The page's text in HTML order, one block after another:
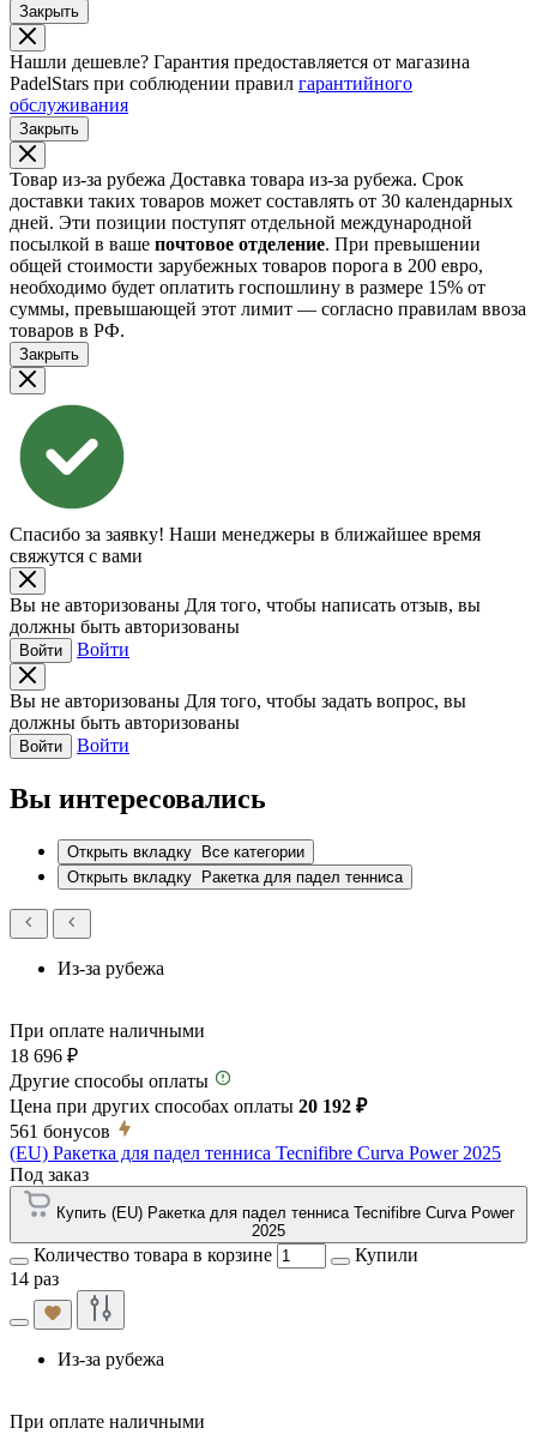
Закрыть
Нашли дешевле? Гарантия предоставляется от магазина
PadelStars при соблюдении правил гарантийного
обслуживания
Закрыть
Товар из-за рубежа Доставка товара из-за рубежа. Срок
доставки таких товаров может составлять от 30 календарных
дней. Эти позиции поступят отдельной международной
посылкой в ваше почтовое отделение. При превышении
общей стоимости зарубежных товаров порога в 200 евро,
необходимо будет оплатить госпошлину в размере 15% от
суммы, превышающей этот лимит — согласно правилам ввоза
товаров в РФ.
Закрыть
Спасибо за заявку! Наши менеджеры в ближайшее время
свяжутся с вами
Вы не авторизованы Для того, чтобы написать отзыв, вы
должны быть авторизованы
Войти Войти
Вы не авторизованы Для того, чтобы задать вопрос, вы
должны быть авторизованы
Войти Войти
Вы интересовались
Открыть вкладку
Все категории
Открыть вкладку
Ракетка для падел тенниса
Из-за рубежа
При оплате наличными
18 696 ₽
Другие способы оплаты
Цена при других способах оплаты 20 192 ₽
561 бонусов
(EU) Ракетка для падел тенниса Tecnifibre Curva Power 2025
Под заказ
Купить (EU) Ракетка для падел тенниса Tecnifibre Curva Power
2025
Количество товара в корзине
Купили
14 раз
Из-за рубежа
При оплате наличными